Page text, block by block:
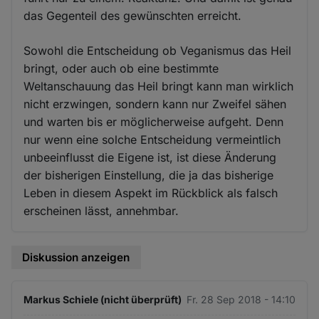
das Gegenteil des gewünschten erreicht.
Sowohl die Entscheidung ob Veganismus das Heil
bringt, oder auch ob eine bestimmte
Weltanschauung das Heil bringt kann man wirklich
nicht erzwingen, sondern kann nur Zweifel sähen
und warten bis er möglicherweise aufgeht. Denn
nur wenn eine solche Entscheidung vermeintlich
unbeeinflusst die Eigene ist, ist diese Änderung
der bisherigen Einstellung, die ja das bisherige
Leben in diesem Aspekt im Rückblick als falsch
erscheinen lässt, annehmbar.
Diskussion anzeigen
Markus Schiele (nicht überprüft) Fr. 28 Sep 2018 - 14:10